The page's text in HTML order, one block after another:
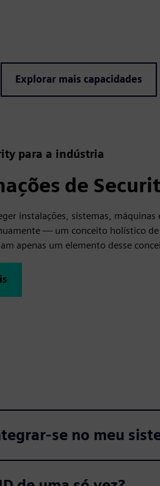
Explorar mais capacidades
para a indústria
de
instalações, sistemas,
— um conceito holístico
apenas um elemento desse
se no meu